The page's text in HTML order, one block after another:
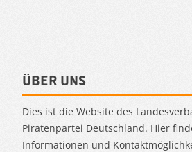
Über uns
Dies ist die Website des
Piratenpartei Deutschland. Hier
Informationen und